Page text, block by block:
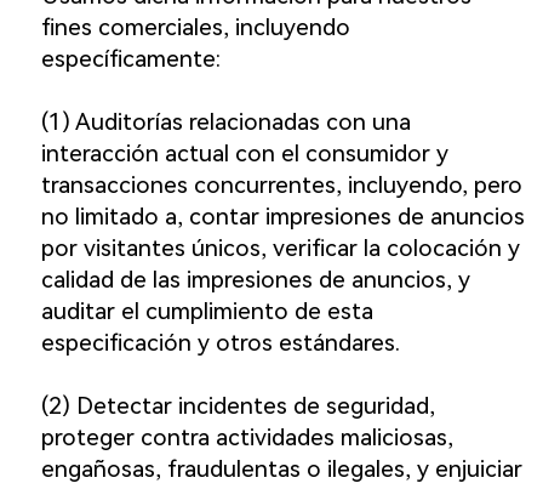
fines comerciales, incluyendo
específicamente:
(1) Auditorías relacionadas con una
interacción actual con el consumidor y
transacciones concurrentes, incluyendo, pero
no limitado a, contar impresiones de anuncios
por visitantes únicos, verificar la colocación y
calidad de las impresiones de anuncios, y
auditar el cumplimiento de esta
especificación y otros estándares.
(2) Detectar incidentes de seguridad,
proteger contra actividades maliciosas,
engañosas, fraudulentas o ilegales, y enjuiciar